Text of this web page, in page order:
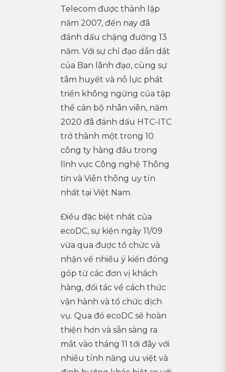
Telecom được thành lập
năm 2007, đến nay đã
đánh dấu chặng đường 13
năm. Với sự chỉ đạo dẫn dắt
của Ban lãnh đạo, cùng sự
tâm huyết và nỗ lực phát
triển không ngừng của tập
thể cán bộ nhân viên, năm
2020 đã đánh dấu HTC-ITC
trở thành một trong 10
công ty hàng đầu trong
lĩnh vực Công nghệ Thông
tin và Viễn thông uy tín
nhất tại Việt Nam.
Điều đặc biệt nhất của
ecoDC, sự kiện ngày 11/09
vừa qua được tổ chức và
nhận về nhiều ý kiến đóng
góp từ các đơn vị khách
hàng, đối tác về cách thức
vận hành và tổ chức dịch
vụ. Qua đó ecoDC sẽ hoàn
thiện hơn và sẵn sàng ra
mắt vào tháng 11 tới đây với
nhiều tính năng ưu việt và